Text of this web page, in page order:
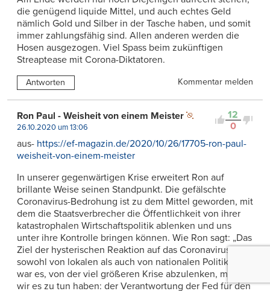
die genügend liquide Mittel, und auch echtes Geld
nämlich Gold und Silber in der Tasche haben, und somit
immer zahlungsfähig sind. Allen anderen werden die
Hosen ausgezogen. Viel Spass beim zukünftigen
Streaptease mit Corona-Diktatoren.
Antworten Kommentar melden
12
0
Ron Paul - Weisheit von einem Meister
26.10.2020 um 13:06
aus- https://ef-magazin.de/2020/10/26/17705-ron-paul-
weisheit-von-einem-meister
In unserer gegenwärtigen Krise erweitert Ron auf
brillante Weise seinen Standpunkt. Die gefälschte
Coronavirus-Bedrohung ist zu dem Mittel geworden, mit
dem die Staatsverbrecher die Öffentlichkeit von ihrer
katastrophalen Wirtschaftspolitik ablenken und uns
unter ihre Kontrolle bringen können. Wie Ron sagt: „Das
Ziel der hysterischen Reaktion auf das Coronavirus,
sowohl von lokalen als auch von nationalen Politikern,
war es, von der viel größeren Krise abzulenken, mit der
wir es zu tun haben: der Verantwortung der Fed für den